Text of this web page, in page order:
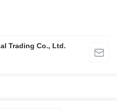
Trading Co., Ltd.